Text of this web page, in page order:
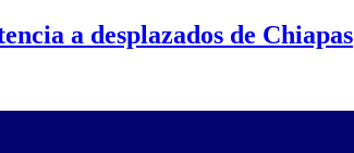
a desplazados de Chiapas